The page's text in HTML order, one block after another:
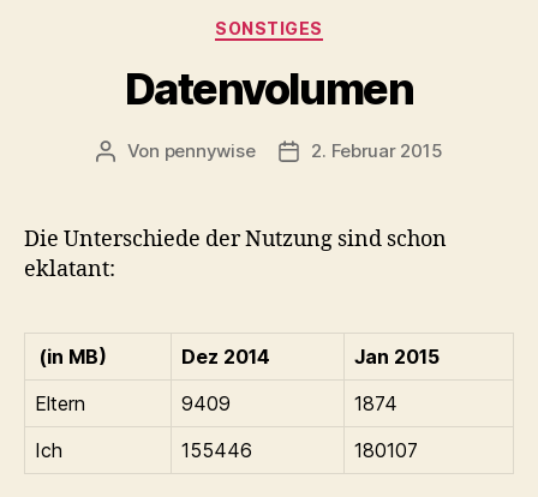
Kategorien
SONSTIGES
Datenvolumen
Beitragsautor
Von pennywise Veröffentlichungsdatum
2. Februar 2015
Die Unterschiede der Nutzung sind schon
eklatant:
(in MB) Dez 2014 Jan 2015
Ich 155446 180107
Eltern 9409 1874